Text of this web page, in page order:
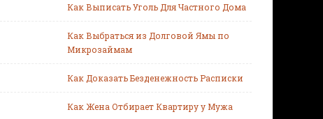
Как Выписать Уголь Для Частного Дома
Как Выбраться из Долговой Ямы по
Микрозаймам
Как Доказать Безденежность Расписки
Как Жена Отбирает Квартиру у Мужа